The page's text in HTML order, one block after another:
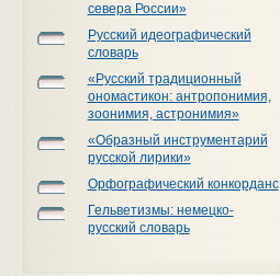
севера России»
Русский идеографический
словарь
«Русский традиционный
ономастикон: антропонимия,
зоонимия, астронимия»
«Образный инструментарий
русской лирики»
Орфографический конкорданс
Гельветизмы: немецко-
русский словарь